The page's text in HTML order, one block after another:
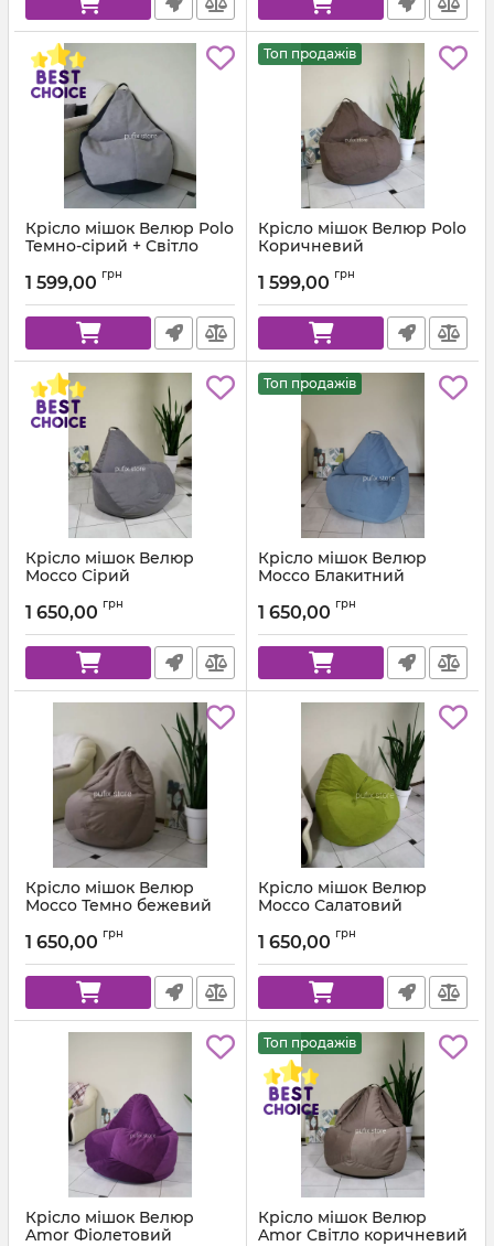
Крісло мішок Велюр Polo
Темно-сірий + Світло
Артикул: km-polo-17-16-l
1 599,00 грн
Топ продажів
Крісло мішок Велюр Polo
Коричневий
1 599,00 грн
Крісло мішок Велюр
Mocco Сірий
1 650,00 грн
Топ продажів
Крісло мішок Велюр
Mocco Блакитний
1 650,00 грн
Крісло мішок Велюр
Mocco Темно бежевий
1 650,00 грн
Крісло мішок Велюр
Mocco Салатовий
1 650,00 грн
Крісло мішок Велюр
Amor Фіолетовий
Топ продажів
Крісло мішок Велюр
Amor Світло коричневий